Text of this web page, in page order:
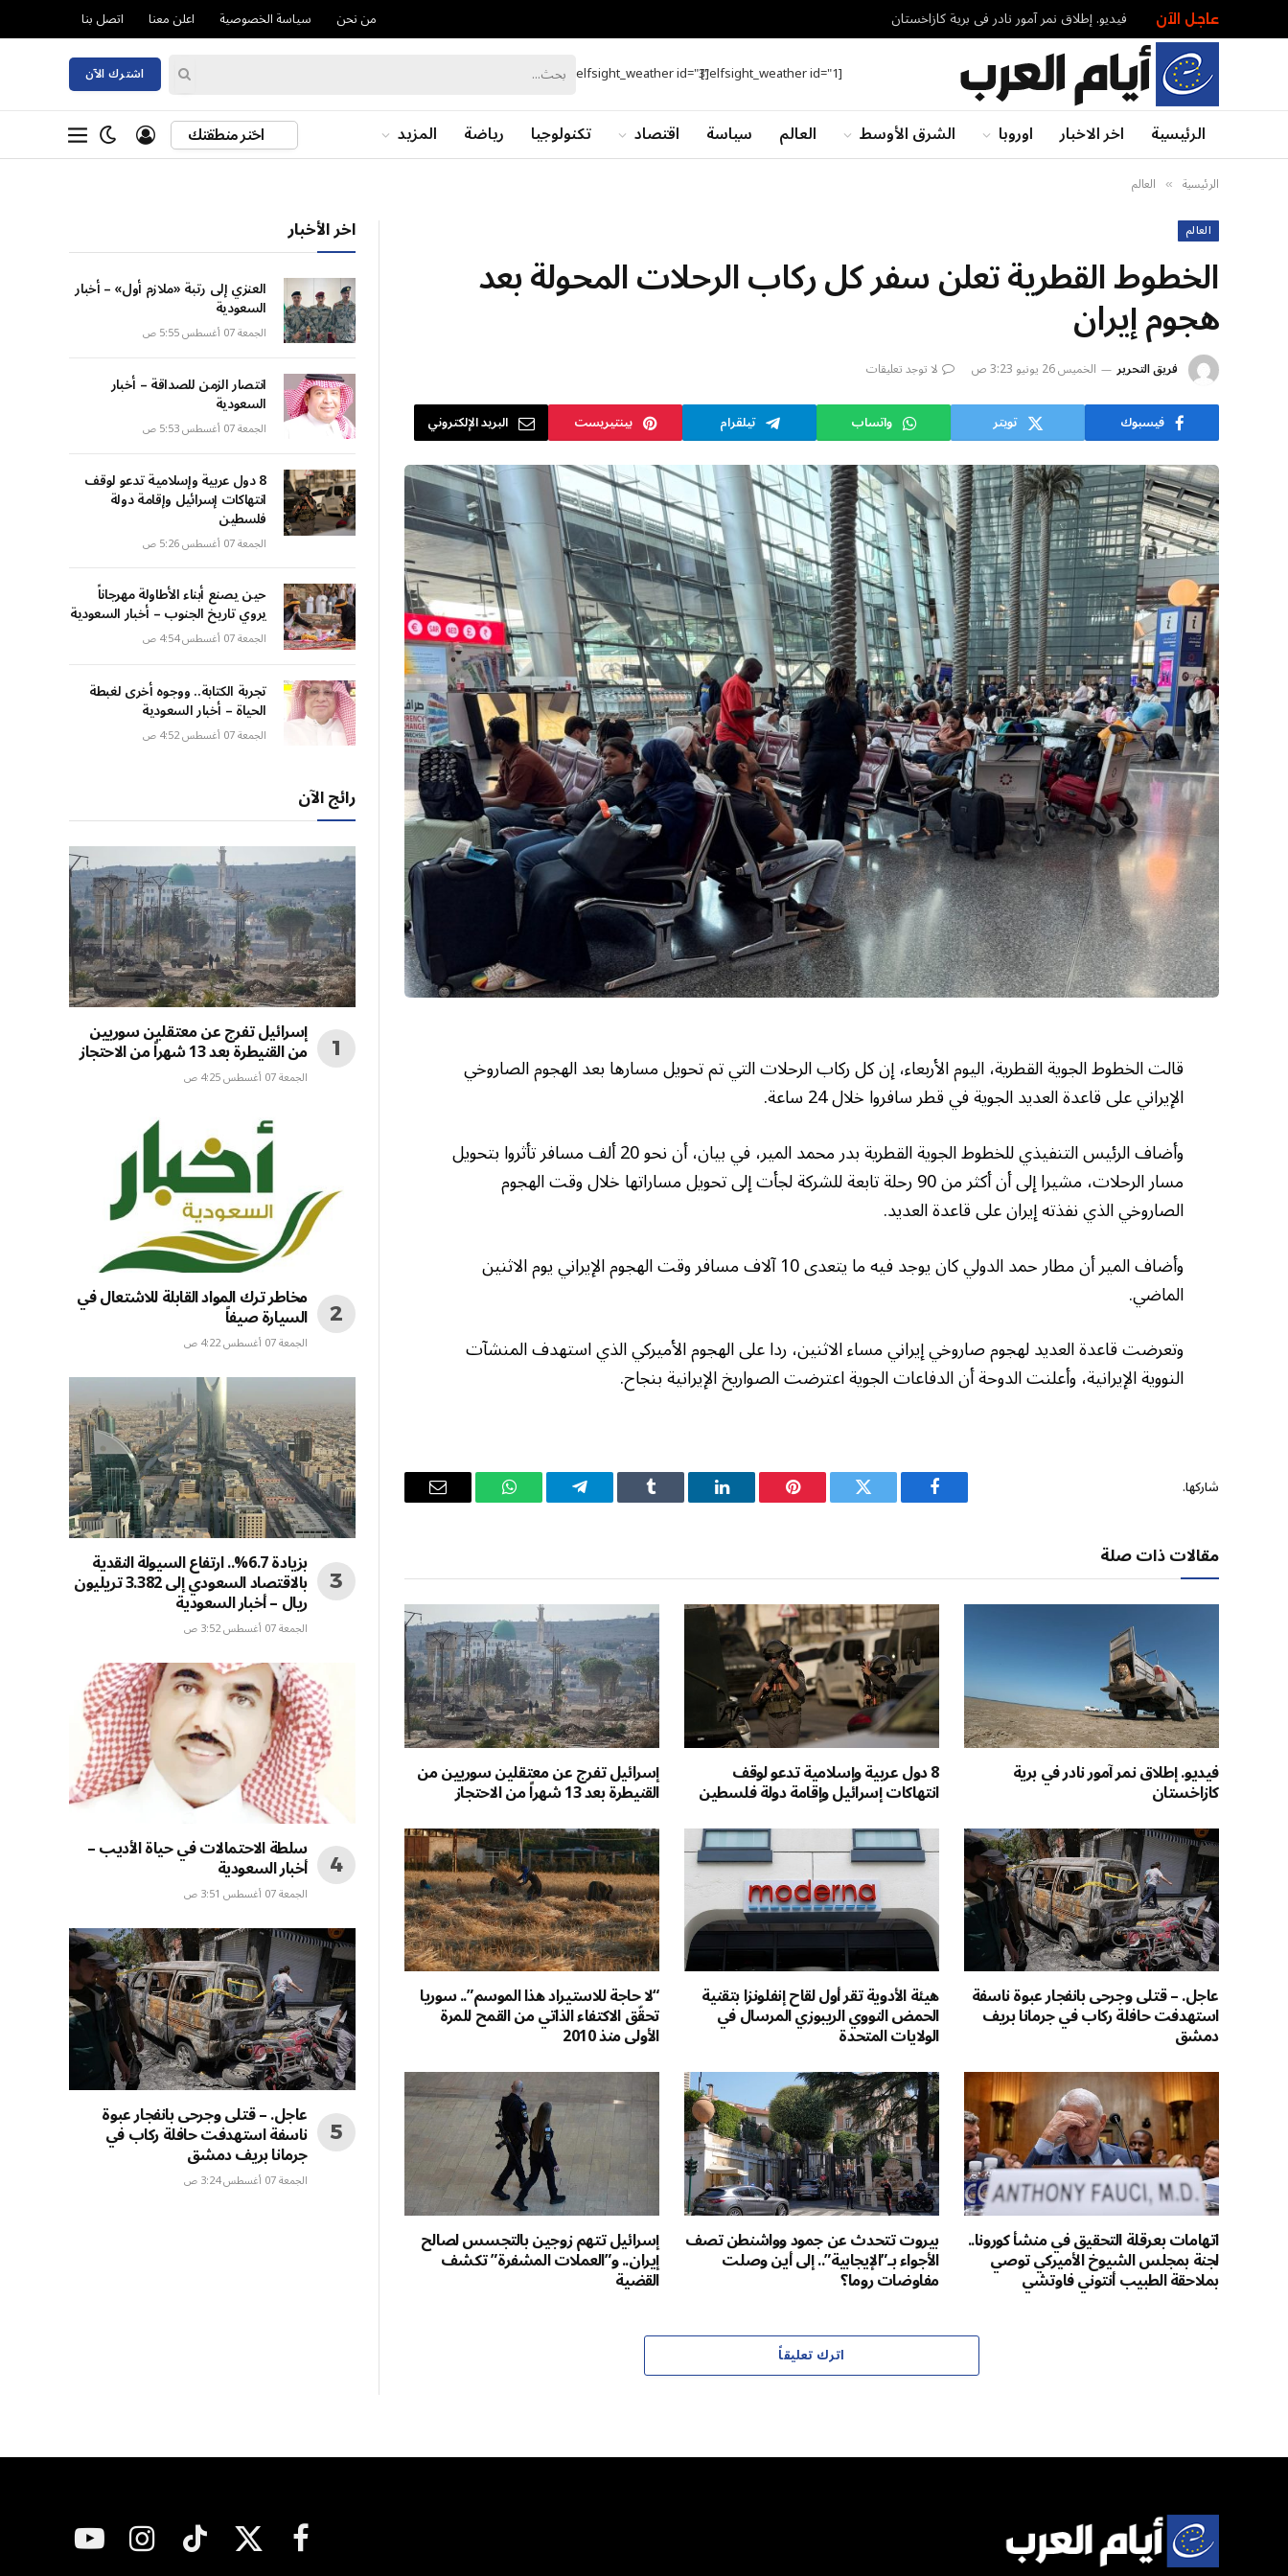
عاجل الآن فيديو. إطلاق نمر آمور نادر في برية كازاخستان من نحن سياسة الخصوصية اعلن معنا اتصل بنا
[elfsight_weather id="1"]
[elfsight_weather id="3"] اشترك الآن
الرئيسية اخر الاخبار اوروبا الشرق الأوسط العالم سياسة اقتصاد تكنولوجيا رياضة المزيد اختر منطقتك
الرئيسية » العالم
العالم
الخطوط القطرية تعلن سفر كل ركاب الرحلات المحولة بعد
هجوم إيران
فريق التحرير الخميس 26 يونيو 3:23 ص لا توجد تعليقات
فيسبوك تويتر واتساب تيلقرام بينتيريست البريد الإلكتروني
قالت الخطوط الجوية القطرية، اليوم الأربعاء، إن كل ركاب الرحلات التي تم تحويل مسارها بعد الهجوم الصاروخي
الإيراني على قاعدة العديد الجوية في قطر سافروا خلال 24 ساعة.
وأضاف الرئيس التنفيذي للخطوط الجوية القطرية بدر محمد المير، في بيان، أن نحو 20 ألف مسافر تأثروا بتحويل
مسار الرحلات، مشيرا إلى أن أكثر من 90 رحلة تابعة للشركة لجأت إلى تحويل مساراتها خلال وقت الهجوم
الصاروخي الذي نفذته إيران على قاعدة العديد.
وأضاف المير أن مطار حمد الدولي كان يوجد فيه ما يتعدى 10 آلاف مسافر وقت الهجوم الإيراني يوم الاثنين
الماضي.
وتعرضت قاعدة العديد لهجوم صاروخي إيراني مساء الاثنين، ردا على الهجوم الأميركي الذي استهدف المنشآت
النووية الإيرانية، وأعلنت الدوحة أن الدفاعات الجوية اعترضت الصواريخ الإيرانية بنجاح.
شاركها.
فيسبوك تويتر بينتيريستلينكدإن Tumblr تيلقرام واتساب
البريد
مقالات ذات صلة
فيديو. إطلاق نمر آمور نادر في برية
كازاخستان
8 دول عربية وإسلامية تدعو لوقف
انتهاكات إسرائيل وإقامة دولة فلسطين
إسرائيل تفرج عن معتقلين سوريين من
القنيطرة بعد 13 شهراً من الاحتجاز
عاجل. – قتلى وجرحى بانفجار عبوة ناسفة
استهدفت حافلة ركاب في جرمانا بريف
دمشق
هيئة الأدوية تقر أول لقاح إنفلونزا بتقنية
الحمض النووي الريبوزي المرسال في
الولايات المتحدة
“لا حاجة للاستيراد هذا الموسم”.. سوريا
تحقّق الاكتفاء الذاتي من القمح للمرة
الأولى منذ 2010
اتهامات بعرقلة التحقيق في منشأ كورونا..
لجنة بمجلس الشيوخ الأميركي توصي
بملاحقة الطبيب أنتوني فاوتشي
بيروت تتحدث عن جمود وواشنطن تصف
الأجواء بـ”الإيجابية”.. إلى أين وصلت
مفاوضات روما؟
إسرائيل تتهم زوجين بالتجسس لصالح
إيران.. و”العملات المشفرة” تكشف
القضية
اترك تعليقاً
اخر الأخبار
العنزي إلى رتبة «ملازم أول» – أخبار
السعودية
الجمعة 07 أغسطس 5:55 ص
انتصار الزمن للصداقة – أخبار
السعودية
الجمعة 07 أغسطس 5:53 ص
8 دول عربية وإسلامية تدعو لوقف
انتهاكات إسرائيل وإقامة دولة
فلسطين
الجمعة 07 أغسطس 5:26 ص
حين يصنع أبناء الأطاولة مهرجاناً
يروي تاريخ الجنوب – أخبار السعودية
الجمعة 07 أغسطس 4:54 ص
تجربة الكتابة.. ووجوه أخرى لغبطة
الحياة – أخبار السعودية
الجمعة 07 أغسطس 4:52 ص
رائج الآن
إسرائيل تفرج عن معتقلين سوريين
من القنيطرة بعد 13 شهراً من الاحتجاز
الجمعة 07 أغسطس 4:25 ص
مخاطر ترك المواد القابلة للاشتعال في
السيارة صيفاً
الجمعة 07 أغسطس 4:22 ص
بزيادة 6.7%.. ارتفاع السيولة النقدية
بالاقتصاد السعودي إلى 3.382 تريليون
ريال – أخبار السعودية
الجمعة 07 أغسطس 3:52 ص
سلطة الاحتمالات في حياة الأديب –
أخبار السعودية
الجمعة 07 أغسطس 3:51 ص
عاجل. – قتلى وجرحى بانفجار عبوة
ناسفة استهدفت حافلة ركاب في
جرمانا بريف دمشق
الجمعة 07 أغسطس 3:24 ص
فيسبوك X تيكتوك الانستغراميوتيوب